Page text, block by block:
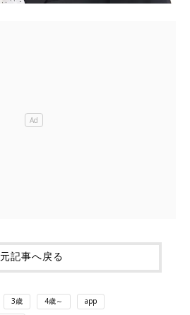
元記事へ戻る
3歳 4歳～ app